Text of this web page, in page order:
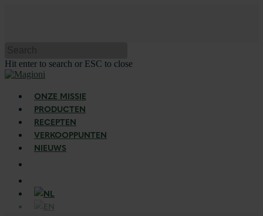
Hit enter to search or ESC to close
ONZE MISSIE
PRODUCTEN
RECEPTEN
VERKOOPPUNTEN
NIEUWS